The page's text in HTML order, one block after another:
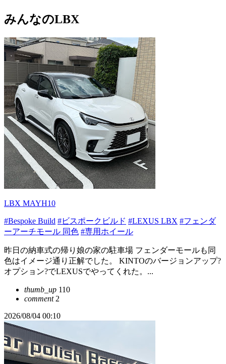
みんなのLBX
LBX MAYH10
#Bespoke Build #ビスポークビルド #LEXUS LBX #フェンダ
ーアーチモール 同色 #専用ホイール
昨日の納車式の帰り娘の家の駐車場 フェンダーモールも同
色はイメージ通り正解でした。 KINTOのバージョンアップ?
オプション?でLEXUSでやってくれた。...
thumb_up 110
comment2
2026/08/04 00:10